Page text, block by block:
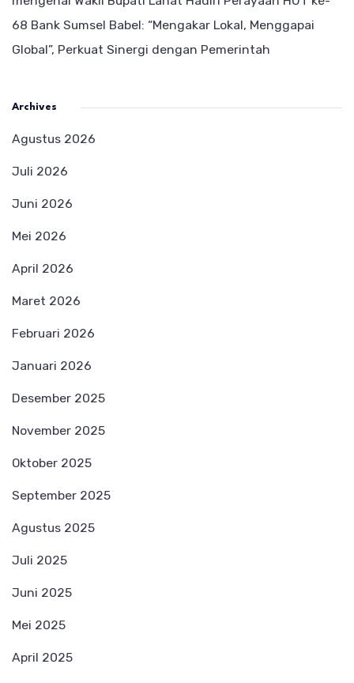
68 Bank Sumsel Babel: “Mengakar Lokal, Menggapai
Global”, Perkuat Sinergi dengan Pemerintah
Archives
Agustus 2026
Juli 2026
Juni 2026
Mei 2026
April 2026
Maret 2026
Februari 2026
Januari 2026
Desember 2025
November 2025
Oktober 2025
September 2025
Agustus 2025
Juli 2025
Juni 2025
Mei 2025
April 2025